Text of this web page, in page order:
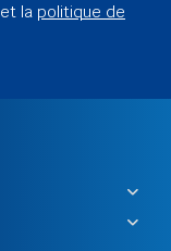
la politique de